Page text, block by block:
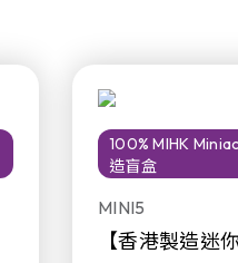
100% MIHK
造盲盒
MINI5
【香港製造迷